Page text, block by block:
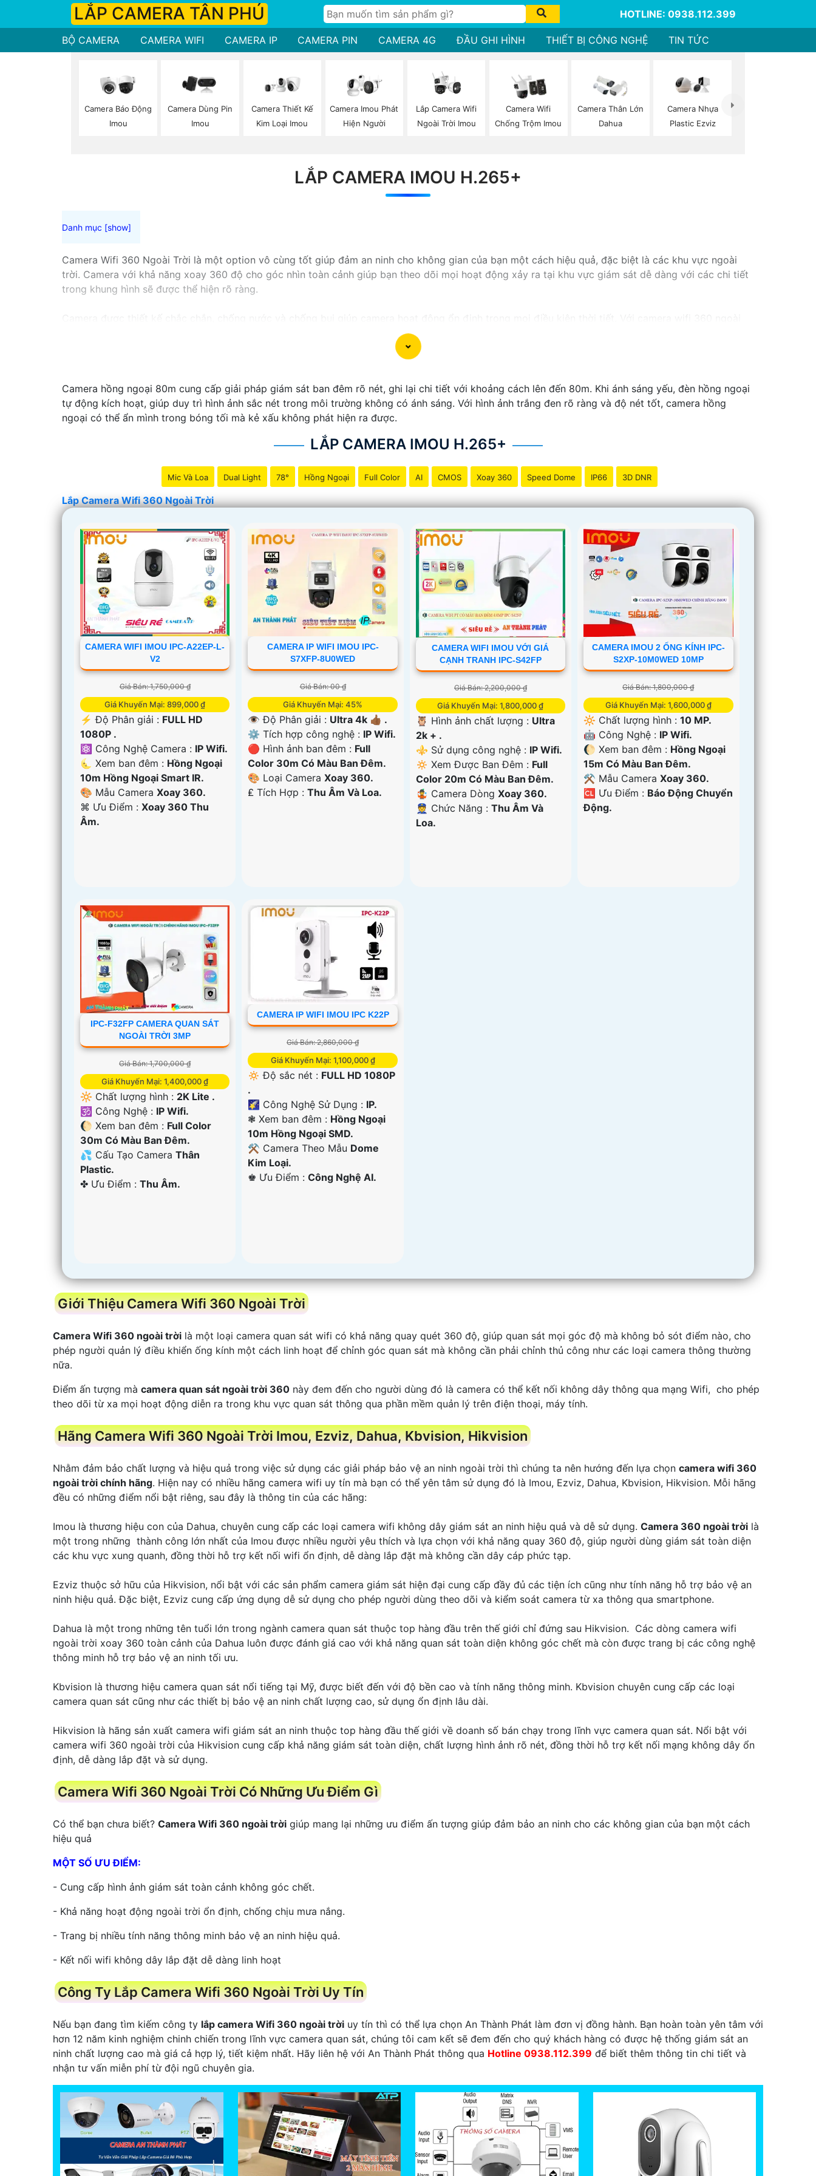
LẮP CAMERA TÂN PHÚ HOTLINE: 0938.112.399
BỘ CAMERA CAMERA WIFI CAMERA IP CAMERA PIN CAMERA 4G ĐẦU GHI HÌNH THIẾT BỊ CÔNG NGHỆ TIN TỨC
Camera Báo Động
Imou
Camera Dùng Pin
Imou
Camera Thiết Kế
Kim Loại Imou
Camera Imou Phát
Hiện Người
Lắp Camera Wifi
Ngoài Trời Imou
Camera Wifi
Chống Trộm Imou
Camera Thân Lớn
Dahua
Camera Nhựa
Plastic Ezviz
LẮP CAMERA IMOU H.265+
Camera Wifi 360 Ngoài Trời là một option vô cùng tốt giúp đảm an ninh cho không gian của bạn một cách hiệu quả, đặc biệt là các khu vực ngoài
trời. Camera với khả năng xoay 360 độ cho góc nhìn toàn cảnh giúp bạn theo dõi mọi hoạt động xảy ra tại khu vực giám sát dễ dàng với các chi tiết
trong khung hình sẽ được thể hiện rõ ràng.
trời, bạn có thể yên tâm mà không cần lo lắng về việc bị xâm nhập hoặc mất trội tài sản.
Camera hồng ngoại 80m cung cấp giải pháp giám sát ban đêm rõ nét, ghi lại chi tiết với khoảng cách lên đến 80m. Khi ánh sáng yếu, đèn hồng ngoại
tự động kích hoạt, giúp duy trì hình ảnh sắc nét trong môi trường không có ánh sáng. Với hình ảnh trắng đen rõ ràng và độ nét tốt, camera hồng
ngoại có thể ẩn mình trong bóng tối mà kẻ xấu không phát hiện ra được.
LẮP CAMERA IMOU H.265+
Mic Và Loa Dual Light 78° Hồng Ngoại Full Color AI CMOS Xoay 360 Speed Dome IP66 3D DNR
Lắp Camera Wifi 360 Ngoài Trời
CAMERA WIFI IMOU IPC-A22EP-L-
V2
Giá Bán: 1,750,000 ₫
Giá Khuyến Mại: 899,000 ₫
️⚡ Độ Phân giải : FULL HD
1080P .
⚛️ Công Nghệ Camera : IP Wifi.
🌜 Xem ban đêm : Hồng Ngoại
10m Hồng Ngoại Smart IR.
🎨 Mẫu Camera Xoay 360.
️⌘ Ưu Điểm : Xoay 360 Thu
Âm.
CAMERA IP WIFI IMOU IPC-
S7XFP-8U0WED
Giá Bán: 00 ₫
Giá Khuyến Mại: 45%
👁 Độ Phân giải : Ultra 4k 👍🏾 .
⚙ Tích hợp công nghệ : IP Wifi.
🔴 Hình ảnh ban đêm : Full
Color 30m Có Màu Ban Ðêm.
🎨 Loại CameraXoay 360.
️₤ Tích Hợp :Thu Âm Và Loa.
CAMERA WIFI IMOU VỚI GIÁ
CẠNH TRANH IPC-S42FP
Giá Bán: 2,200,000 ₫
Giá Khuyến Mại: 1,800,000 ₫
🦉 Hình ảnh chất lượng : Ultra
2k + .
⚜️ Sử dụng công nghệ : IP Wifi.
🔅 Xem Được Ban Đêm : Full
Color 20m Có Màu Ban Ðêm.
🤹 Camera Dòng Xoay 360.
️👮 Chức Năng : Thu Âm Và
Loa.
CAMERA IMOU 2 ỐNG KÍNH IPC-
S2XP-10M0WED 10MP
Giá Bán: 1,800,000 ₫
Giá Khuyến Mại: 1,600,000 ₫
🔆 Chất lượng hình :10 MP.
🤖️ Công Nghệ : IP Wifi.
🌔 Xem ban đêm : Hồng Ngoại
15m Có Màu Ban Ðêm.
⚒ Mẫu CameraXoay 360.
️🆑 Ưu Điểm : Báo Động Chuyển
Động.
IPC-F32FP CAMERA QUAN SÁT
NGOÀI TRỜI 3MP
Giá Bán: 1,700,000 ₫
Giá Khuyến Mại: 1,400,000 ₫
🔆 Chất lượng hình : 2K Lite .
🕉️ Công Nghệ : IP Wifi.
🌔 Xem ban đêm : Full Color
30m Có Màu Ban Ðêm.
💦 Cấu Tạo Camera Thân
Plastic.
️✤ Ưu Điểm : Thu Âm.
CAMERA IP WIFI IMOU IPC K22P
Giá Bán: 2,860,000 ₫
Giá Khuyến Mại: 1,100,000 ₫
🔅 Độ sắc nét : FULL HD 1080P
.
🌠 Công Nghệ Sử Dụng : IP.
❃ Xem ban đêm : Hồng Ngoại
10m Hồng Ngoại SMD.
⚒ Camera Theo Mẫu Dome
Kim Loại.
️♚ Ưu Điểm :Công Nghệ AI.
Giới Thiệu Camera Wifi 360 Ngoài Trời
Camera Wifi 360 ngoài trời là một loại camera quan sát wifi có khả năng quay quét 360 độ, giúp quan sát mọi góc độ mà không bỏ sót điểm nào, cho
phép người quản lý điều khiển ống kính một cách linh hoạt để chỉnh góc quan sát mà không cần phải chỉnh thủ công như các loại camera thông thường
nữa.
Điểm ấn tượng mà camera quan sát ngoài trời 360 này đem đến cho người dùng đó là camera có thể kết nối không dây thông qua mạng Wifi, cho phép
theo dõi từ xa mọi hoạt động diễn ra trong khu vực quan sát thông qua phần mềm quản lý trên điện thoại, máy tính.
Hãng Camera Wifi 360 Ngoài Trời Imou, Ezviz, Dahua, Kbvision, Hikvision
Nhằm đảm bảo chất lượng và hiệu quả trong việc sử dụng các giải pháp bảo vệ an ninh ngoài trời thì chúng ta nên hướng đến lựa chọn camera wifi 360
ngoài trời chính hãng. Hiện nay có nhiều hãng camera wifi uy tín mà bạn có thể yên tâm sử dụng đó là Imou, Ezviz, Dahua, Kbvision, Hikvision. Mỗi hãng
đều có những điểm nổi bật riêng, sau đây là thông tin của các hãng:
Imou là thương hiệu con của Dahua, chuyên cung cấp các loại camera wifi không dây giám sát an ninh hiệu quả và dễ sử dụng. Camera 360 ngoài trời là
một trong những thành công lớn nhất của Imou được nhiều người yêu thích và lựa chọn với khả năng quay 360 độ, giúp người dùng giám sát toàn diện
các khu vực xung quanh, đồng thời hỗ trợ kết nối wifi ổn định, dễ dàng lắp đặt mà không cần dây cáp phức tạp.
Ezviz thuộc sở hữu của Hikvision, nổi bật với các sản phẩm camera giám sát hiện đại cung cấp đầy đủ các tiện ích cũng như tính năng hỗ trợ bảo vệ an
ninh hiệu quả. Đặc biệt, Ezviz cung cấp ứng dụng dễ sử dụng cho phép người dùng theo dõi và kiểm soát camera từ xa thông qua smartphone.
Dahua là một trong những tên tuổi lớn trong ngành camera quan sát thuộc top hàng đầu trên thế giới chỉ đứng sau Hikvision. Các dòng camera wifi
ngoài trời xoay 360 toàn cảnh của Dahua luôn được đánh giá cao với khả năng quan sát toàn diện không góc chết mà còn được trang bị các công nghệ
thông minh hỗ trợ bảo vệ an ninh tối ưu.
Kbvision là thương hiệu camera quan sát nổi tiếng tại Mỹ, được biết đến với độ bền cao và tính năng thông minh. Kbvision chuyên cung cấp các loại
camera quan sát cũng như các thiết bị bảo vệ an ninh chất lượng cao, sử dụng ổn định lâu dài.
Hikvision là hãng sản xuất camera wifi giám sát an ninh thuộc top hàng đầu thế giới về doanh số bán chạy trong lĩnh vực camera quan sát. Nổi bật với
camera wifi 360 ngoài trời của Hikvision cung cấp khả năng giám sát toàn diện, chất lượng hình ảnh rõ nét, đồng thời hỗ trợ kết nối mạng không dây ổn
định, dễ dàng lắp đặt và sử dụng.
Camera Wifi 360 Ngoài Trời Có Những Ưu Điểm Gì
Có thể bạn chưa biết? Camera Wifi 360 ngoài trời giúp mang lại những ưu điểm ấn tượng giúp đảm bảo an ninh cho các không gian của bạn một cách
hiệu quả
MỘT SỐ ƯU ĐIỂM:
- Cung cấp hình ảnh giám sát toàn cảnh không góc chết.
- Khả năng hoạt động ngoài trời ổn định, chống chịu mưa nắng.
- Trang bị nhiều tính năng thông minh bảo vệ an ninh hiệu quả.
- Kết nối wifi không dây lắp đặt dễ dàng linh hoạt
Công Ty Lắp Camera Wifi 360 Ngoài Trời Uy Tín
Nếu bạn đang tìm kiếm công ty lắp camera Wifi 360 ngoài trời uy tín thì có thể lựa chọn An Thành Phát làm đơn vị đồng hành. Bạn hoàn toàn yên tâm với
hơn 12 năm kinh nghiệm chinh chiến trong lĩnh vực camera quan sát, chúng tôi cam kết sẽ đem đến cho quý khách hàng có được hệ thống giám sát an
ninh chất lượng cao mà giá cả hợp lý, tiết kiệm nhất. Hãy liên hệ với An Thành Phát thông qua Hotline 0938.112.399 để biết thêm thông tin chi tiết và
nhận tư vấn miễn phí từ đội ngũ chuyên gia.